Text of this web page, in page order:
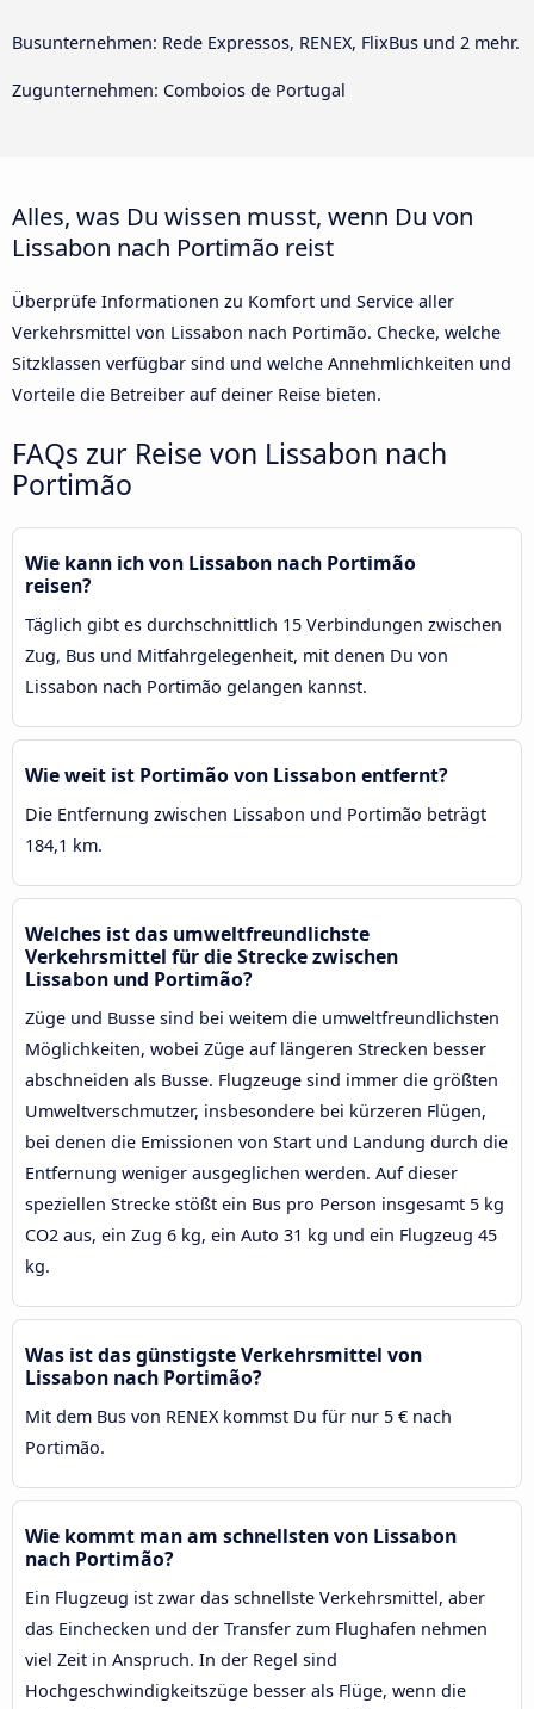
Busunternehmen: Rede Expressos, RENEX, FlixBus und 2 mehr.
Zugunternehmen: Comboios de Portugal
Alles, was Du wissen musst, wenn Du von
Lissabon nach Portimão reist
Überprüfe Informationen zu Komfort und Service aller
Verkehrsmittel von Lissabon nach Portimão. Checke, welche
Sitzklassen verfügbar sind und welche Annehmlichkeiten und
Vorteile die Betreiber auf deiner Reise bieten.
FAQs zur Reise von Lissabon nach
Portimão
Wie kann ich von Lissabon nach Portimão
reisen?
Täglich gibt es durchschnittlich 15 Verbindungen zwischen
Zug, Bus und Mitfahrgelegenheit, mit denen Du von
Lissabon nach Portimão gelangen kannst.
Wie weit ist Portimão von Lissabon entfernt?
Die Entfernung zwischen Lissabon und Portimão beträgt
184,1 km.
Welches ist das umweltfreundlichste
Verkehrsmittel für die Strecke zwischen
Lissabon und Portimão?
Züge und Busse sind bei weitem die umweltfreundlichsten
Möglichkeiten, wobei Züge auf längeren Strecken besser
abschneiden als Busse. Flugzeuge sind immer die größten
Umweltverschmutzer, insbesondere bei kürzeren Flügen,
bei denen die Emissionen von Start und Landung durch die
Entfernung weniger ausgeglichen werden. Auf dieser
speziellen Strecke stößt ein Bus pro Person insgesamt 5 kg
CO2 aus, ein Zug 6 kg, ein Auto 31 kg und ein Flugzeug 45
kg.
Was ist das günstigste Verkehrsmittel von
Lissabon nach Portimão?
Mit dem Bus von RENEX kommst Du für nur 5 € nach
Portimão.
Wie kommt man am schnellsten von Lissabon
nach Portimão?
Ein Flugzeug ist zwar das schnellste Verkehrsmittel, aber
das Einchecken und der Transfer zum Flughafen nehmen
viel Zeit in Anspruch. In der Regel sind
Hochgeschwindigkeitszüge besser als Flüge, wenn die